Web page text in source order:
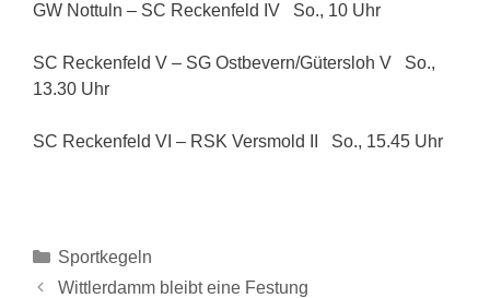
GW Nottuln – SC Reckenfeld IV So., 10 Uhr
SC Reckenfeld V – SG Ostbevern/Gütersloh V So.,
13.30 Uhr
SC Reckenfeld VI – RSK Versmold II So., 15.45 Uhr
Sportkegeln
Wittlerdamm bleibt eine Festung